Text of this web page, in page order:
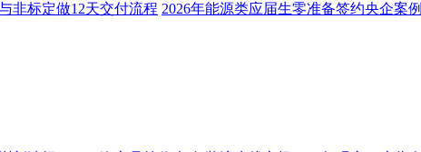
非标定做12天交付流程 2026年能源类应届生零准备签约央企案例